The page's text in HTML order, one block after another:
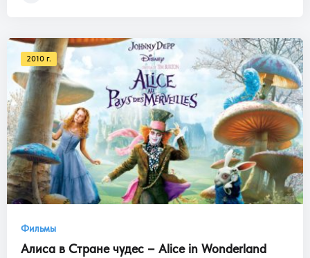
2010 г.
Фильмы
Алиса в Стране чудес – Alice in Wonderland